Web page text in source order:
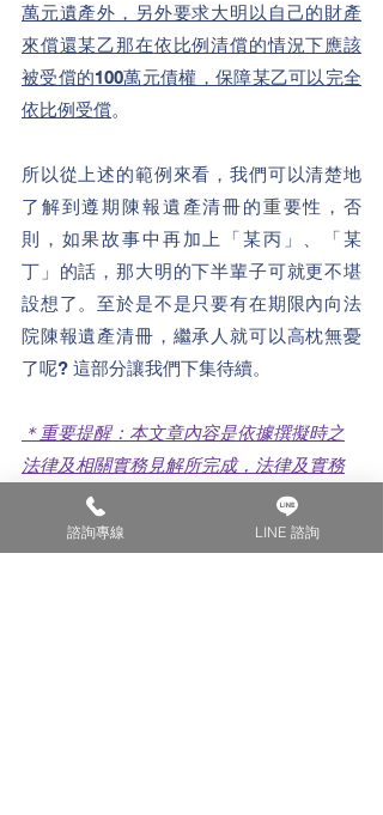
萬元遺產外，另外要求大明以自己的財產
來償還某乙那在依比例清償的情況下應該
被受償的100萬元債權，保障某乙可以完全
依比例受償。
所以從上述的範例來看，我們可以清楚地
了解到遵期陳報遺產清冊的重要性，否
則，如果故事中再加上
「某丙 」 「某
丁 」的話，那大明的下半輩子可就更不堪
設想了。至於是不是只要有在期限內向法
院陳報遺產清冊，繼承人就可以高枕無憂
了呢? 這部分讓我們下集待續。
＊重要提醒：本文章內容是依據撰擬時之
法律及相關實務見解所完成，法律及實務
見解均有變動之可能，故本文僅供讀者為
一般性參考，個案特定情形仍建議諮詢專
諮詢專線 LINE 諮詢